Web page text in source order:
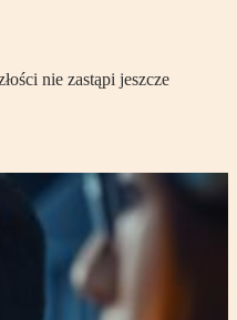
nie zastąpi jeszcze